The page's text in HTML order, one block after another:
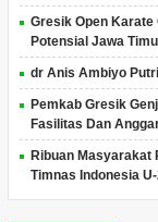
Gresik Open
Potensial Jawa
dr Anis Ambiyo
Pemkab Gresik
Fasilitas Dan
Ribuan Masyarakat
Timnas Indonesia